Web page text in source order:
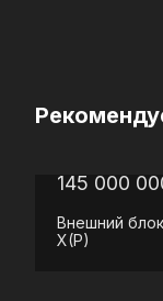
145 000
Внешний
X(P)